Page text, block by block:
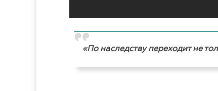
«По наследству переходит не